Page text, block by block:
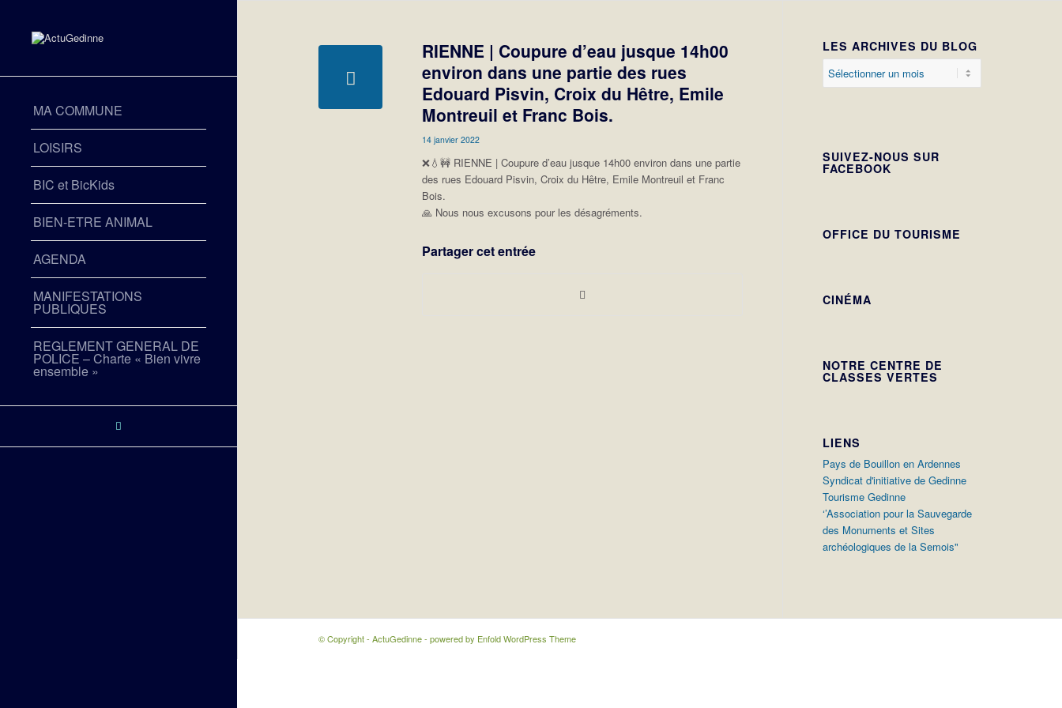
MA COMMUNE
LOISIRS
BIC et BicKids
BIEN-ETRE ANIMAL
AGENDA
MANIFESTATIONS
PUBLIQUES
REGLEMENT GENERAL DE
POLICE – Charte « Bien vivre
ensemble »
RIENNE | Coupure d’eau jusque 14h00
environ dans une partie des rues
Edouard Pisvin, Croix du Hêtre, Emile
Montreuil et Franc Bois.
14 janvier 2022
❌💧🚧 RIENNE | Coupure d’eau jusque 14h00 environ dans une partie
des rues Edouard Pisvin, Croix du Hêtre, Emile Montreuil et Franc
Bois.
🙏 Nous nous excusons pour les désagréments.
Partager cet entrée
LES ARCHIVES DU BLOG
SUIVEZ-NOUS SUR
FACEBOOK
OFFICE DU TOURISME
CINÉMA
NOTRE CENTRE DE
CLASSES VERTES
LIENS
Pays de Bouillon en Ardennes
Syndicat d'initiative de Gedinne
Tourisme Gedinne
‘’Association pour la Sauvegarde
des Monuments et Sites
archéologiques de la Semois"
© Copyright - ActuGedinne -powered by Enfold WordPress Theme